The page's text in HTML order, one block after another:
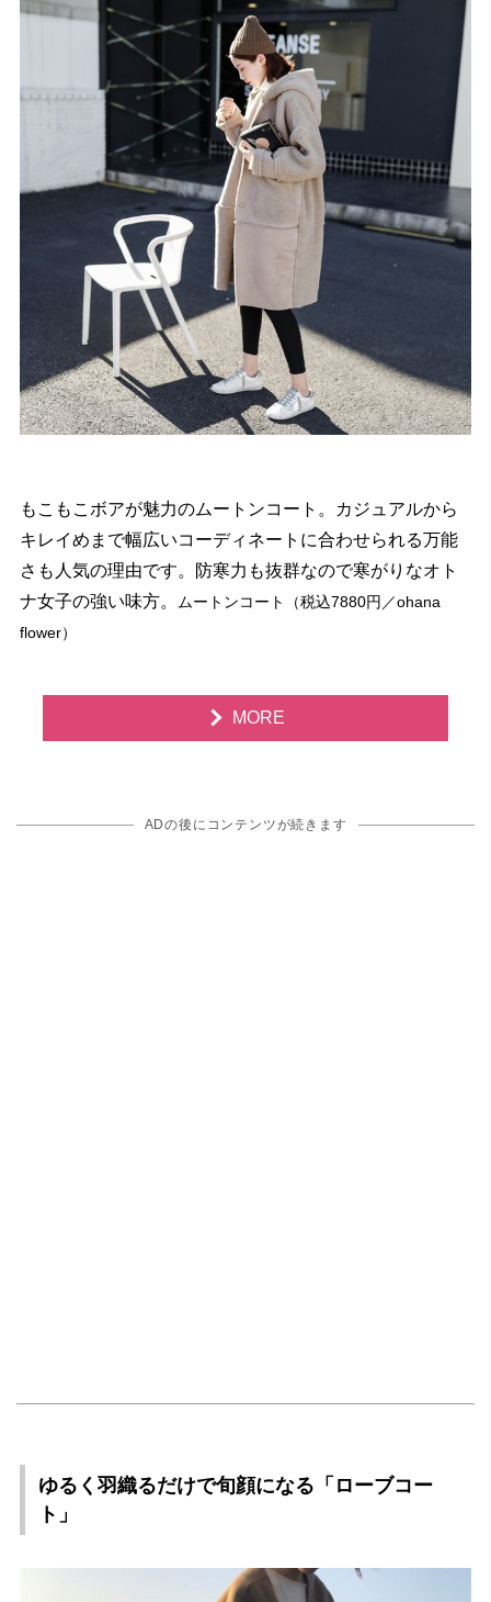
もこもこボアが魅力のムートンコート。カジュアルから
キレイめまで幅広いコーディネートに合わせられる万能
さも人気の理由です。防寒力も抜群なので寒がりなオト
ナ女子の強い味方。 ムートンコート（税込7880円／ohana
flower）
MORE
ADの後にコンテンツが続きます
ゆるく羽織るだけで旬顔になる「ローブコー
ト」